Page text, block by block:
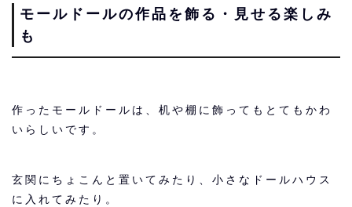
モールドールの作品を飾る・見せる楽しみ
も
作ったモールドールは、机や棚に飾ってもとてもかわ
いらしいです。
玄関にちょこんと置いてみたり、小さなドールハウス
に入れてみたり。